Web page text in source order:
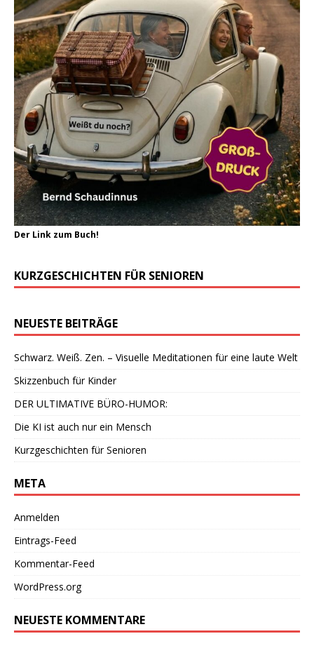
Der Link zum Buch!
KURZGESCHICHTEN FÜR SENIOREN
NEUESTE BEITRÄGE
Schwarz. Weiß. Zen. – Visuelle Meditationen für eine laute Welt
Skizzenbuch für Kinder
DER ULTIMATIVE BÜRO-HUMOR:
Die KI ist auch nur ein Mensch
Kurzgeschichten für Senioren
META
Anmelden
Eintrags-Feed
Kommentar-Feed
WordPress.org
NEUESTE KOMMENTARE